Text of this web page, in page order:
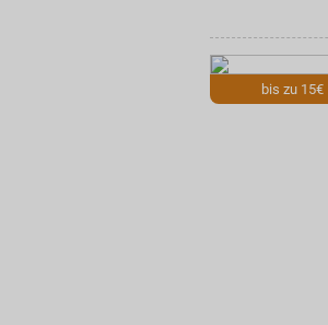
bis zu 15€